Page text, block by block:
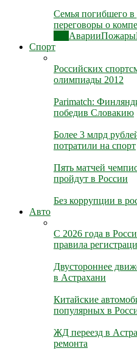
Семья погибшего
переговоры о
АварииПожары
Спорт
Российских
олимпиады 2012
Parimatch:
победив Словакию
Более 3 млрд
потратили на спорт
Пять матчей
пройдут в России
Без коррупции в
Авто
С 2026 года в
правила
Двустороннее
в Астрахани
Китайские
популярных в
ЖД переезд в
ремонта